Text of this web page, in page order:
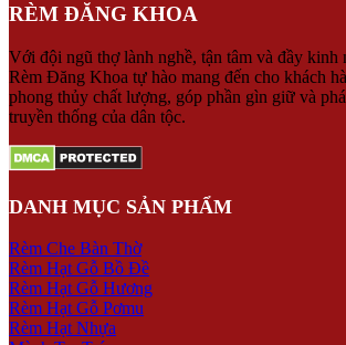
RÈM ĐĂNG KHOA
Với đội ngũ thợ lành nghề, tận tâm và đầy kinh
Rèm Đăng Khoa tự hào mang đến cho khách
phong thủy chất lượng, góp phần gìn giữ và
truyền thống của dân tộc.
DANH MỤC SẢN PHẨM
Rèm Che Bàn Thờ
Rèm Hạt Gỗ Bồ Đề
Rèm Hạt Gỗ Hương
Rèm Hạt Gỗ Pơmu
Rèm Hạt Nhựa